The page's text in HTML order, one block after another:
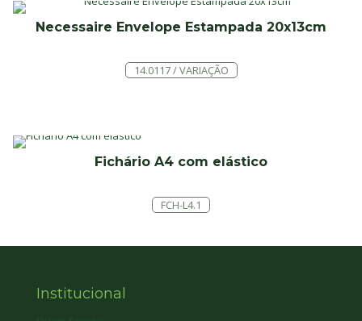
Necessaire Envelope Estampada 20x13cm
14.0117 / VARIAÇÃO
Fichário A4 com elástico
FCH-L4.1
Institucional